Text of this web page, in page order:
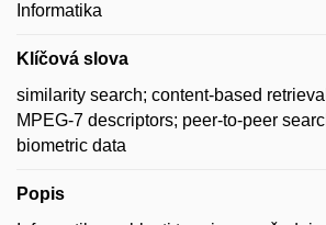
Informatika
Klíčová slova
similarity search; content-based
MPEG-7 descriptors; peer-to-peer
biometric data
Popis